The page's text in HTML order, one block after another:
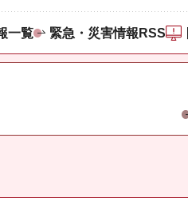
一覧 緊急・災害情報RSS